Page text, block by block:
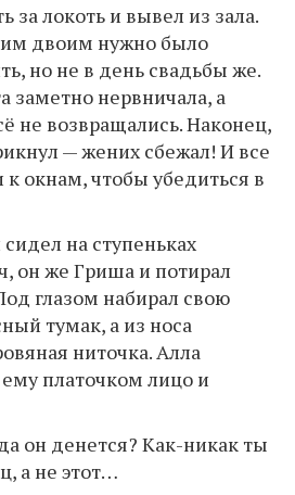
за локоть и вывел из зала.
двоим нужно было
но не в день свадьбы же.
заметно нервничала, а
не возвращались. Наконец,
— жених сбежал! И все
окнам, чтобы убедиться в
на ступеньках
он же Гриша и потирал
глазом набирал свою
тумак, а из носа
ниточка. Алла
ему платочком лицо и
он денется? Как-никак ты
а не этот…